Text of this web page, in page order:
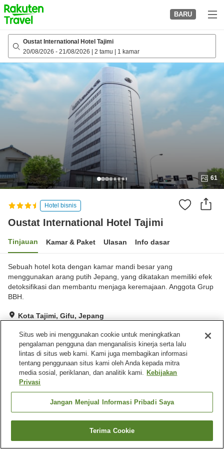
to
top
page
BARU
Oustat International Hotel Tajimi
20/08/2026 - 21/08/2026 2 tamu 1 kamar
61
Hotel bisnis
Oustat International Hotel Tajimi
Tinjauan Kamar & Paket Ulasan Info dasar
Sebuah hotel kota dengan kamar mandi besar yang
menggunakan arang putih Jepang, yang dikatakan memiliki efek
detoksifikasi dan membantu menjaga keremajaan. Anggota Grup
BBH.
Kota Tajimi, Gifu, Jepang
Baik Ulasan:508
Fasilitas properti
Tempat parkir
Beranda Jepang Gifu
Kota Tajimi
Oustat International Hotel TajimiCari kamar
Situs web ini menggunakan cookie untuk meningkatkan
pengalaman pengguna dan menganalisis kinerja serta lalu
lintas di situs web kami. Kami juga membagikan informasi
tentang penggunaan situs kami oleh Anda kepada mitra
media sosial, periklanan, dan analitik kami. Kebijakan
Privasi
Jangan Menjual Informasi Pribadi Saya
Terima Cookie